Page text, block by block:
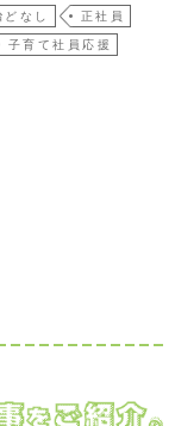
なし 正社員
子育て社員応援